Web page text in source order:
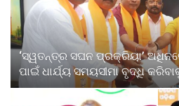
‘ସ୍ୱତନ୍ତ୍ର ସଘନ ପ୍ରକ୍ରିୟା’
ପାଇଁ ଧାର୍ଯ୍ୟ ସମୟସୀମା ବୃଦ୍ଧି